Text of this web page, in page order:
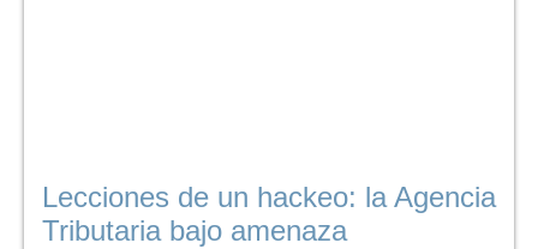
Lecciones de un hackeo: la Agencia
Tributaria bajo amenaza